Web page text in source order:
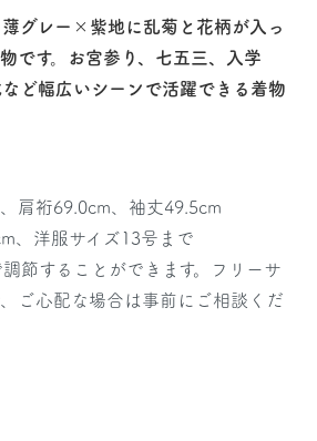
グレー×紫地に乱菊と花柄が入っ
です。お宮参り、七五三、入学
ど幅広いシーンで活躍できる着物
肩裄69.0cm、袖丈49.5cm
、洋服サイズ13号まで
節することができます。フリーサ
ご心配な場合は事前にご相談くだ